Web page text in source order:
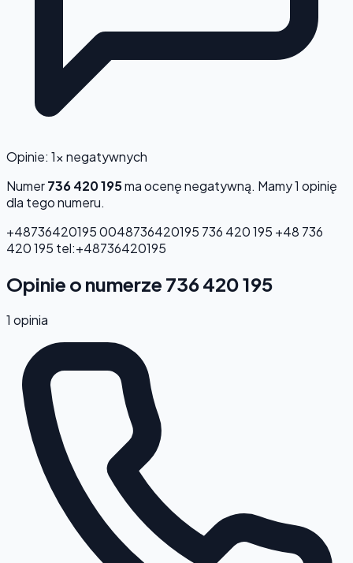
Opinie: 1x negatywnych
Numer736 420 195ma ocenęnegatywną. Mamy 1 opinię
dla tego numeru.
+487364201950048736420195 736 420 195 +48 736
420 195 tel:+48736420195
Opinie o numerze 736 420 195
1 opinia